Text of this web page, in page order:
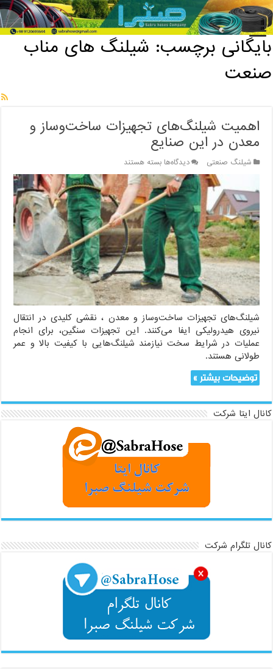
خانه / بایگانی برچسب: شیلنگ های مناب صنعت
بایگانی برچسب: شیلنگ های مناب
صنعت
اهمیت شیلنگ‌های تجهیزات ساخت‌وساز و
معدن در این صنایع
شیلنگ صنعتی دیدگاه‌هابرای
اهمیت
شیلنگ‌های
تجهیزات
ساخت‌وساز
و
معدن
در
این
صنایع
بسته هستند
شیلنگ‌های تجهیزات ساخت‌وساز و معدن ، نقشی کلیدی در انتقال
نیروی هیدرولیکی ایفا می‌کنند. این تجهیزات سنگین، برای انجام
عملیات در شرایط سخت نیازمند شیلنگ‌هایی با کیفیت بالا و عمر
طولانی هستند.
توضیحات بیشتر »
کانال ایتا شرکت
کانال تلگرام شرکت